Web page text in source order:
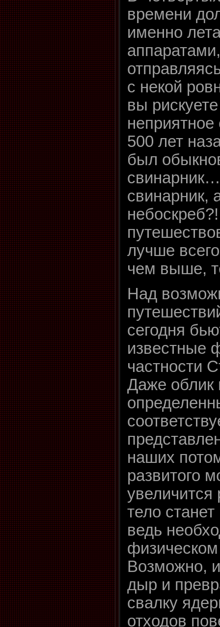
времени
именно
с некой
вы
неприятное
500 лет
был
свинарник,
лучше
чем выше,
Над
сегодня
известные
частности
Даже
наших
развитого
увеличится
тело
ведь
физическом
Возможно,
дыр и
свалку
отходов